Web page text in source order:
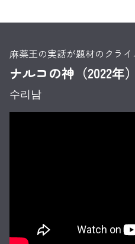
麻薬王の実話が題材のクラ
ナルコの神（2022年）
수리남